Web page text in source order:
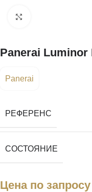
Panerai Luminor
Panerai
РЕФЕРЕНС
СОСТОЯНИЕ
Цена по запросу